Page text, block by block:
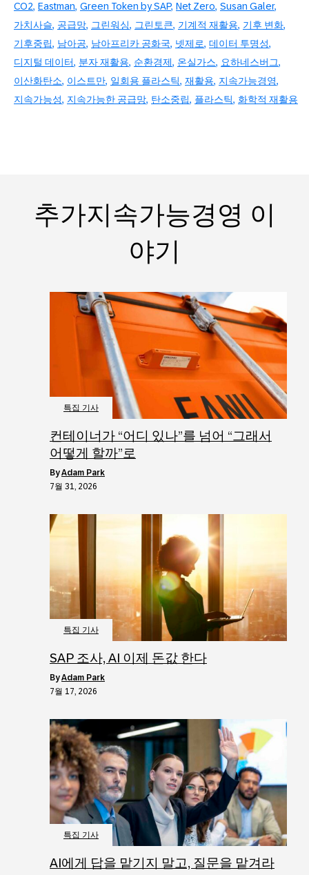
CO2 Eastman Green Token by SAP Net Zero Susan Galer
가치사슬 공급망 그린워싱 그린토큰 기계적 재활용 기후 변화
기후중립
남아공 남아프리카 공화국 넷제로 데이터 투명성
디지털 데이터
분자 재활용 순환경제 온실가스 요하네스버그
이산화탄소 이스트만 일회용 플라스틱 재활용 지속가능경영
지속가능성
지속가능한 공급망 탄소중립 플라스틱 화학적 재활용
추가지속가능경영 이
야기
특집 기사
컨테이너가 “어디 있나”를 넘어 “그래서
어떻게 할까”로
byAdam Park
7월 31, 2026
특집 기사
SAP 조사, AI 이제 돈값 한다
byAdam Park
7월 17, 2026
특집 기사
AI에게 답을 맡기지 말고, 질문을 맡겨라